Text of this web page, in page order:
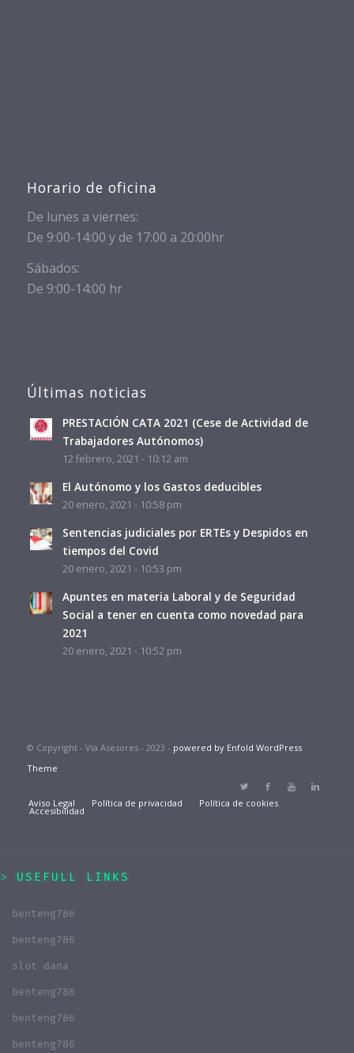
Horario de oficina
De lunes a viernes:
De 9:00-14:00 y de 17:00 a 20:00hr
Sábados:
De 9:00-14:00 hr
Últimas noticias
PRESTACIÓN CATA 2021 (Cese de Actividad de
Trabajadores Autónomos)
12 febrero, 2021 - 10:12 am
El Autónomo y los Gastos deducibles
20 enero, 2021 - 10:58 pm
Sentencias judiciales por ERTEs y Despidos en
tiempos del Covid
20 enero, 2021 - 10:53 pm
Apuntes en materia Laboral y de Seguridad
Social a tener en cuenta como novedad para
2021
20 enero, 2021 - 10:52 pm
© Copyright - Via Asesores - 2023 - powered by Enfold WordPress
Theme
Aviso Legal Política de privacidad Política de cookies
Accesibilidad
USEFULL LINKS
benteng786
benteng786
slot dana
benteng786
benteng786
benteng786